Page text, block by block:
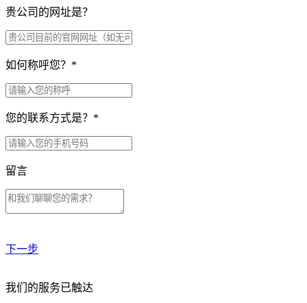
贵公司的网址是？
如何称呼您？ *
您的联系方式是？ *
留言
下一步
贵公司预算范围是？
我们的服务已触达